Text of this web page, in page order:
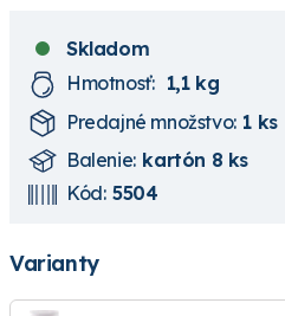
Skladom
Hmotnosť: 1,1 kg
Predajné množstvo: 1 ks
Balenie: kartón 8 ks
Kód: 5504
Varianty